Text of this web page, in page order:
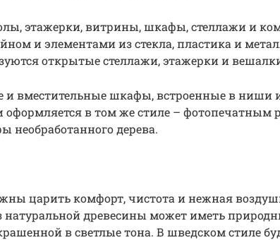
этажерки, витрины, шкафы, стеллажи и
и элементами из стекла, пластика и
открытые стеллажи, этажерки и
и вместительные шкафы, встроенные в ниши
оформляется в том же стиле – фотопечатным
необработанного дерева.
царить комфорт, чистота и нежная
натуральной древесины может иметь
в светлые тона. В шведском стиле